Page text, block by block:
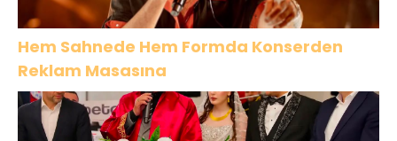
Hem Sahnede Hem Formda Konserden
Reklam Masasına